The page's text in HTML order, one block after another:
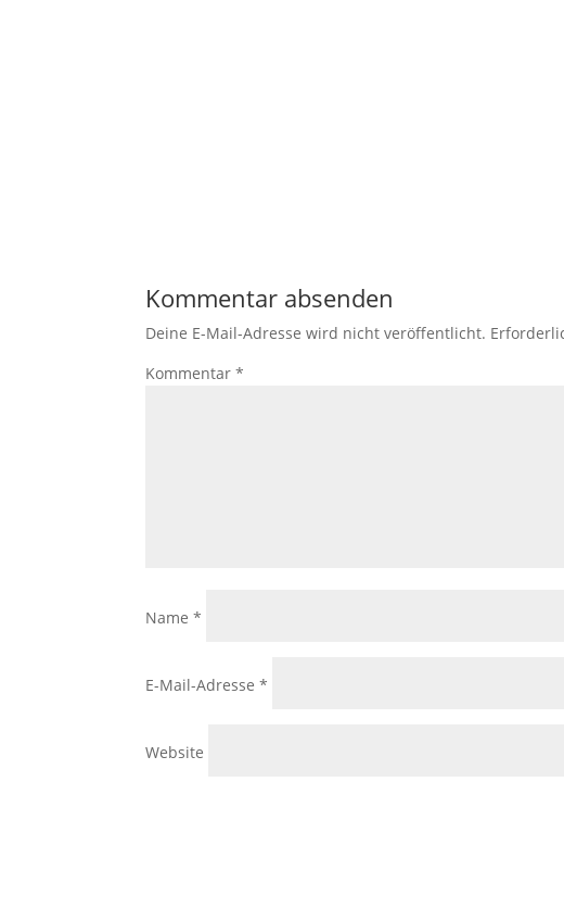
Kommentar absenden
Deine E-Mail-Adresse wird nicht veröffentlicht.
Kommentar*
Name*
E-Mail-Adresse*
Website